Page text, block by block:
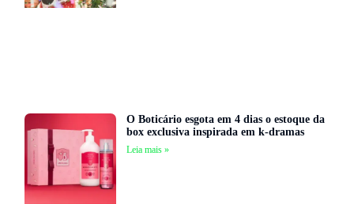
O Boticário esgota em 4 dias o estoque da
box exclusiva inspirada em k-dramas
Leia mais »